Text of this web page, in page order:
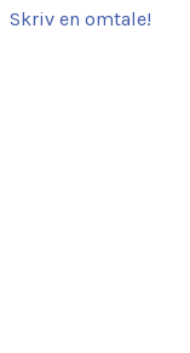
Skriv en omtale!